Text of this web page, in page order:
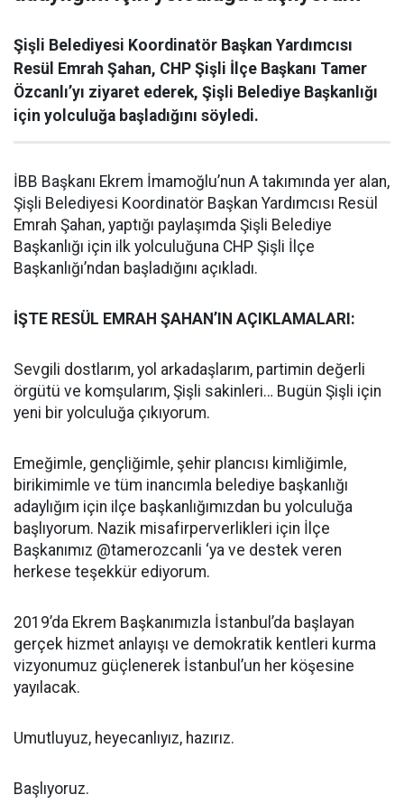
Şişli Belediyesi Koordinatör Başkan Yardımcısı
Resül Emrah Şahan, CHP Şişli İlçe Başkanı Tamer
Özcanlı’yı ziyaret ederek, Şişli Belediye Başkanlığı
için yolculuğa başladığını söyledi.
İBB Başkanı Ekrem İmamoğlu’nun A takımında yer alan,
Şişli Belediyesi Koordinatör Başkan Yardımcısı Resül
Emrah Şahan, yaptığı paylaşımda Şişli Belediye
Başkanlığı için ilk yolculuğuna CHP Şişli İlçe
Başkanlığı’ndan başladığını açıkladı.
İŞTE RESÜL EMRAH ŞAHAN’IN AÇIKLAMALARI:
Sevgili dostlarım, yol arkadaşlarım, partimin değerli
örgütü ve komşularım, Şişli sakinleri… Bugün Şişli için
yeni bir yolculuğa çıkıyorum.
Emeğimle, gençliğimle, şehir plancısı kimliğimle,
birikimimle ve tüm inancımla belediye başkanlığı
adaylığım için ilçe başkanlığımızdan bu yolculuğa
başlıyorum. Nazik misafirperverlikleri için İlçe
Başkanımız @tamerozcanli ‘ya ve destek veren
herkese teşekkür ediyorum.
2019’da Ekrem Başkanımızla İstanbul’da başlayan
gerçek hizmet anlayışı ve demokratik kentleri kurma
vizyonumuz güçlenerek İstanbul’un her köşesine
yayılacak.
Umutluyuz, heyecanlıyız, hazırız.
Başlıyoruz.